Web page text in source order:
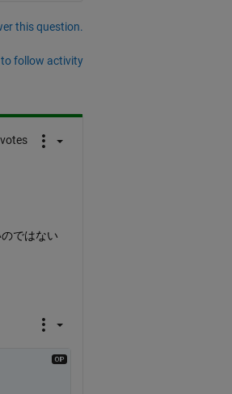
this question.
to follow activity
ではない